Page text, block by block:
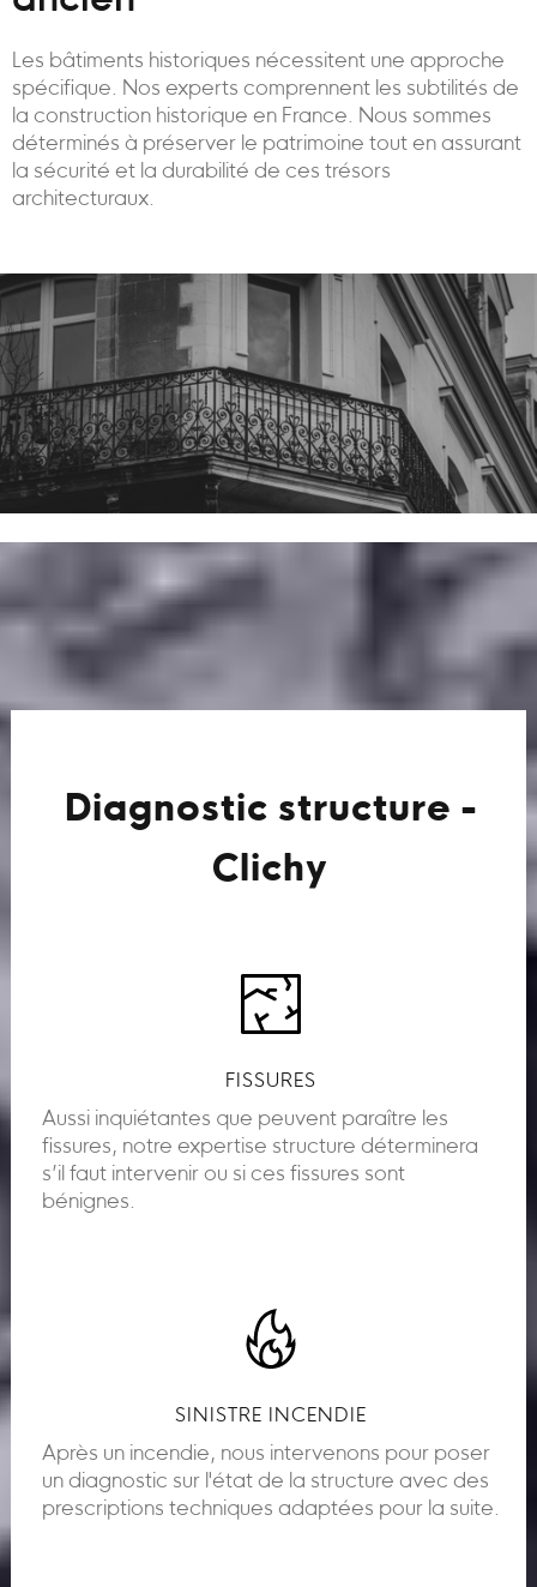
Les bâtiments historiques nécessitent une approche
spécifique. Nos experts comprennent les subtilités de
la construction historique en France. Nous sommes
déterminés à préserver le patrimoine tout en assurant
la sécurité et la durabilité de ces trésors
architecturaux.
Diagnostic structure -
Clichy
FISSURES
Aussi inquiétantes que peuvent paraître les
fissures, notre expertise structure déterminera
s’il faut intervenir ou si ces fissures sont
bénignes.
SINISTRE INCENDIE
Après un incendie, nous intervenons pour poser
un diagnostic sur l'état de la structure avec des
prescriptions techniques adaptées pour la suite.